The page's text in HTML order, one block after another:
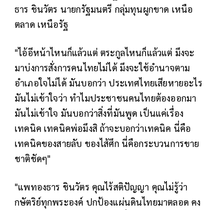
ธาร ชินวัตร นายกรัฐมนตรี กลุ่มทุนผูกขาด เหนือ
ตลาด เหนือรัฐ
"ไอ้อีหน้าไหนก็แล้วแต่ ตระกูลไหนก็แล้วแต่ มึงจะ
มาบ่งการสั่งการคนไทยไม่ได้ มึงจะใช้อำนาจตาม
อำเภอใจไม่ได้ มันบอกว่า ประเทศไทยเสียหายอะไร
มันไม่เข้าใจว่า ทำไมประชาชนคนไทยต้องออกมา
มันไม่เข้าใจ มันบอกว่าสิ่งที่มันพูด เป็นแค่เรื่อง
เทคนิค เทคนิคพ่อมึงสิ ถ้าจะบอกว่าเทคนิค นี่คือ
เทคนิคของสายลับ ของไส้ศึก นี่คือกระบวนการขาย
ชาติชัดๆ"
"แพทองธาร ชินวัตร คุณไร้สติปัญญา คุณไม่รู้ว่า
กษัตริย์ทุกพระองค์ ปกป้องแผ่นดินไทยมาตลอด คง